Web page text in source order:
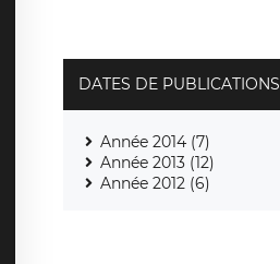
DATES DE PUBLICATIONS
Année 2014 (7)
Année 2013 (12)
Année 2012 (6)